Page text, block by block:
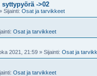
->02
Sijainti: Osat ja tarvikkeet
Osat ja tarvikkeet
2021, 21:59 » Sijainti: Osat ja
Osat ja tarvikkeet